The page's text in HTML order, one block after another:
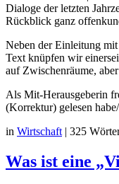
Dialoge der letzten
Rückblick ganz
Neben der Einleitung
Text knüpfen wir
auf Zwischenräume,
Als Mit-Herausgeberin
(Korrektur) gelesen
in Wirtschaft | 325
Was ist eine